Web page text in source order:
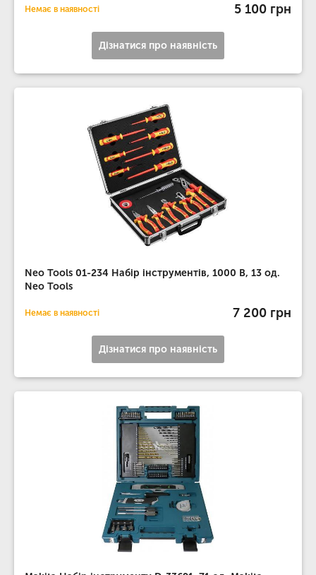
Немає в наявності 5 100 грн
Дізнатися про наявність
Neo Tools 01-234 Набір інструментів, 1000 В, 13 од.
Neo Tools
Немає в наявності 7 200 грн
Дізнатися про наявність